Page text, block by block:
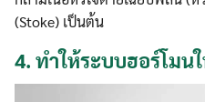
(Stoke) เป็นต้น
4. ทำให้ระบบฮอร์โมน